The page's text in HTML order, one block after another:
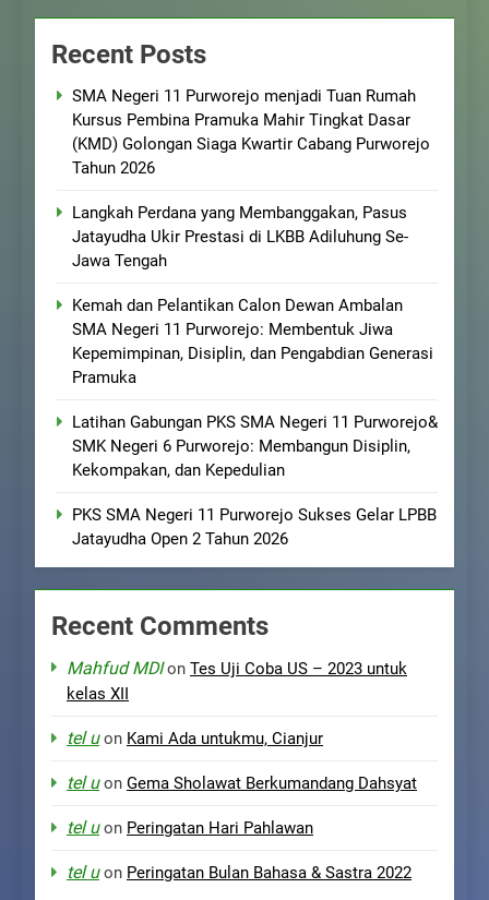
Recent Posts
SMA Negeri 11 Purworejo menjadi Tuan Rumah
Kursus Pembina Pramuka Mahir Tingkat Dasar
(KMD) Golongan Siaga Kwartir Cabang Purworejo
Tahun 2026
Langkah Perdana yang Membanggakan, Pasus
Jatayudha Ukir Prestasi di LKBB Adiluhung Se-
Jawa Tengah
Kemah dan Pelantikan Calon Dewan Ambalan
SMA Negeri 11 Purworejo: Membentuk Jiwa
Kepemimpinan, Disiplin, dan Pengabdian Generasi
Pramuka
Latihan Gabungan PKS SMA Negeri 11 Purworejo&
SMK Negeri 6 Purworejo: Membangun Disiplin,
Kekompakan, dan Kepedulian
PKS SMA Negeri 11 Purworejo Sukses Gelar LPBB
Jatayudha Open 2 Tahun 2026
Recent Comments
Mahfud MDIon Tes Uji Coba US – 2023 untuk
kelas XII
tel uon Kami Ada untukmu, Cianjur
tel uon Gema Sholawat Berkumandang Dahsyat
tel uon Peringatan Hari Pahlawan
tel uon Peringatan Bulan Bahasa & Sastra 2022